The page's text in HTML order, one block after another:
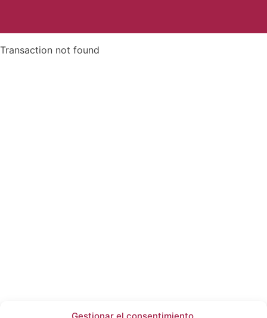
Transaction not found